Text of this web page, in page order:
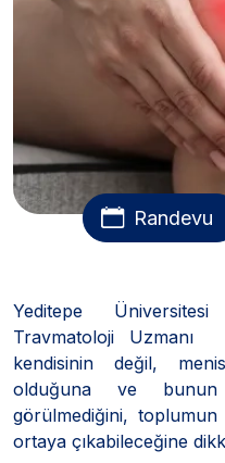
Randevu
Yeditepe
Travmatoloji Uzmanı
kendisinin değil,
olduğuna ve
görülmediğini,
ortaya çıkabileceğine